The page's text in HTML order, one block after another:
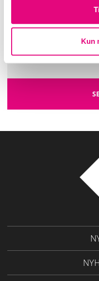
Kun
Builders AS kan
henhold til deres